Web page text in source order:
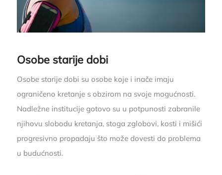
Osobe starije dobi
Osobe starije dobi su osobe koje i inače imaju
ograničeno kretanje s obzirom na svoje mogućnosti.
Nadležne institucije gotovo su u potpunosti zabranile
njihovu slobodu kretanja, stoga zglobovi, kosti i mišići
progresivno propadaju što može dovesti do problema
u budućnosti.